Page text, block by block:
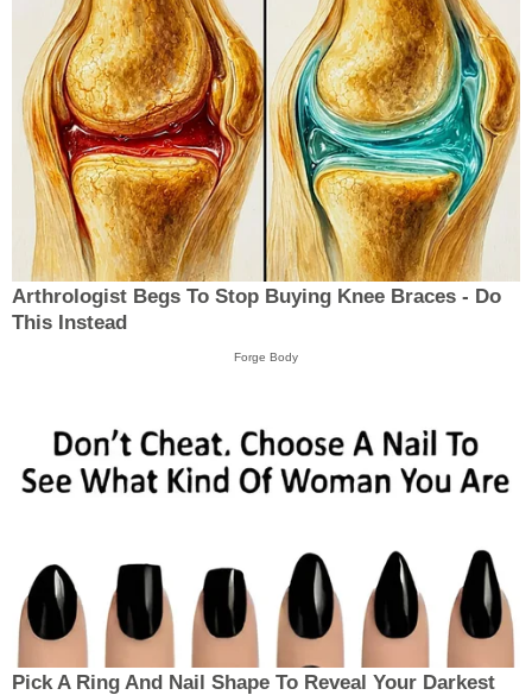
Arthrologist Begs To Stop Buying Knee Braces - Do
This Instead
Forge Body
Pick A Ring And Nail Shape To Reveal Your Darkest